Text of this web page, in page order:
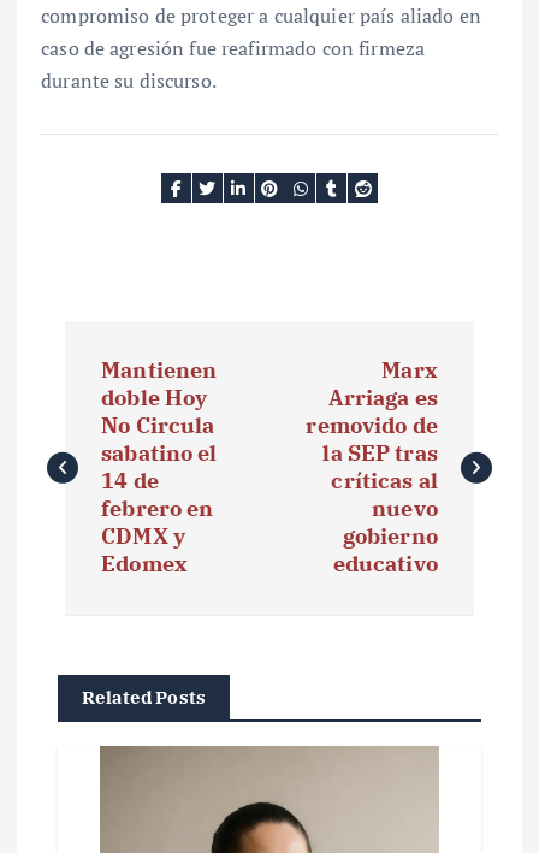
compromiso de proteger a cualquier país aliado en
caso de agresión fue reafirmado con firmeza
durante su discurso.
v
e
ó
Mantienen
doble Hoy
No Circula
sabatino el
14 de
febrero en
CDMX y
Edomex
Marx
Arriaga es
removido de
la SEP tras
críticas al
nuevo
gobierno
educativo
Related Posts